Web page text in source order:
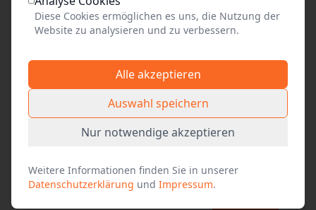
09Sep. 2026•Mi. 11:00
Überseebrücke 2
10
Überseebrücke 2
Travemünde
Diese Cookies ermöglichen es uns, die Nutzung der
Website zu analysieren und zu verbessern.
Alle akzeptieren
Auswahl speichern
Nur notwendige akzeptieren
Weitere Informationen finden Sie in unserer
Datenschutzerklärung und Impressum.